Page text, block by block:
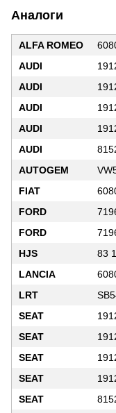
Аналоги
ALFA ROMEO
AUDI
AUDI
AUDI
AUDI
AUDI
AUTOGEM
FIAT
FORD
FORD
HJS
83
LANCIA
LRT
SEAT
SEAT
SEAT
SEAT
SEAT